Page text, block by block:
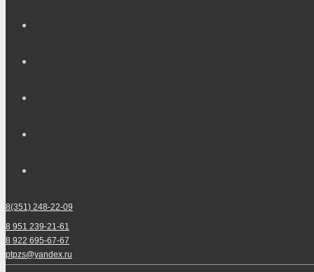
8(351) 248-22-09
8 951 239-21-61
8 922 695-67-67
ptpzs@yandex.ru